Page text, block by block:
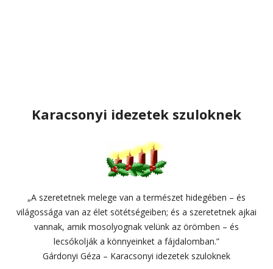
Karacsonyi idezetek szuloknek
„A szeretetnek melege van a természet hidegében – és
világossága van az élet sötétségeiben; és a szeretetnek ajkai
vannak, amik mosolyognak velünk az örömben – és
lecsókolják a könnyeinket a fájdalomban.”
Gárdonyi Géza – Karacsonyi idezetek szuloknek